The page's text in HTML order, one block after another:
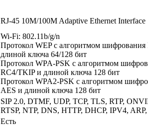
RJ-45 10M/100M Adaptive Ethernet Interface
Wi-Fi: 802.11b/g/n
Протокол WEP c алгоритмом шифрования
длиной ключа 64/128 бит
Протокол WPA-PSK c алгоритмом
RC4/TKIP и длиной ключа 128 бит
Протокол WPA2-PSK с алгоритмом
AES и длиной ключа 128 бит
SIP 2.0, DTMF, UDP, TCP, TLS, RTP,
RTSP, NTP, DNS, HTTP, DHCP, IPV4,
Есть